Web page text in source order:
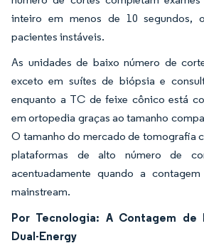
inteiro em menos de 10 segundos,
pacientes instáveis.
As unidades de baixo número de
exceto em suítes de biópsia e
enquanto a TC de feixe cônico está
em ortopedia graças ao tamanho
O tamanho do mercado de tomografia
plataformas de alto número de
acentuadamente quando a
mainstream.
Por Tecnologia: A Contagem de
Dual-Energy